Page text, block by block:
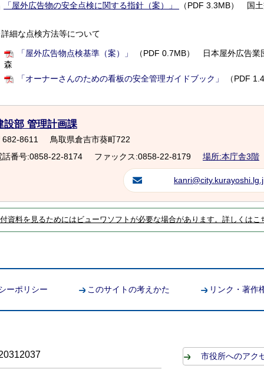
「屋外広告物の安全点検に関する指針（案）」
（PDF 3.3MB） 国
細な点検方法等について
「屋外広告物点検基準（案）」
（PDF 0.7MB） 日本屋外広告業
森
「オーナーさんのための看板の安全管理ガイドブック」
（PDF
設部 管理計画課
682-8611
鳥取県倉吉市葵町722
話番号:0858-22-8174
ファックス:0858-22-8179 場所:本庁舎3階
資料を見るためにはビューワソフトが必要な場合があります。詳しくはこ
ーポリシー このサイトの考えかた リンク・著作
市役所へのアク